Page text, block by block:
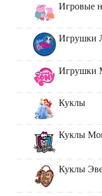
Игровые
Игрушки
Игрушки
Куклы
Куклы
Куклы